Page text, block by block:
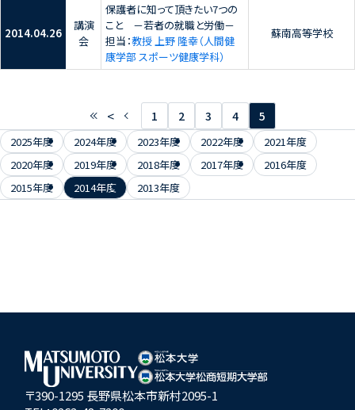
2014.04.26
講演
会
保護者に知って頂きたい7つの
こと －若者の就職と労働－
担当：教授 上野 隆幸（人間健
康学部 スポーツ健康学科）
蘇南高等学校
< 1 2 3 4 5
2025年度 2024年度 2023年度 2022年度
2021年度
2020年度
2019年度 2018年度 2017年度
2016年度
2015年度
2014年度 2013年度
〒390-1295 長野県松本市新村2095-1